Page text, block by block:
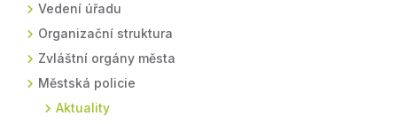
Vedení úřadu
Organizační struktura
Zvláštní orgány města
Městská policie
Aktuality